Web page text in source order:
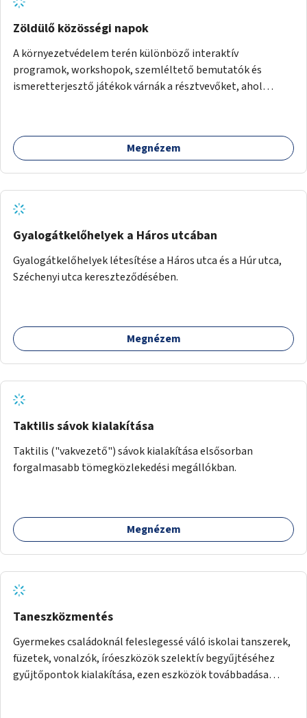
Zöldülő közösségi napok
A környezetvédelem terén különböző interaktív
programok, workshopok, szemléltető bemutatók és
ismeretterjesztő játékok várnák a résztvevőket, ahol
Megnézem
Gyalogátkelőhelyek a Háros utcában
Gyalogátkelőhelyek létesítése a Háros utca és a Húr utca,
Széchenyi utca kereszteződésében.
Megnézem
Taktilis sávok kialakítása
Taktilis ("vakvezető") sávok kialakítása elsősorban
forgalmasabb tömegközlekedési megállókban.
Megnézem
Taneszközmentés
Gyermekes családoknál feleslegessé váló iskolai tanszerek,
füzetek, vonalzók, íróeszközök szelektív begyűjtéséhez
gyűjtőpontok kialakítása, ezen eszközök továbbadása